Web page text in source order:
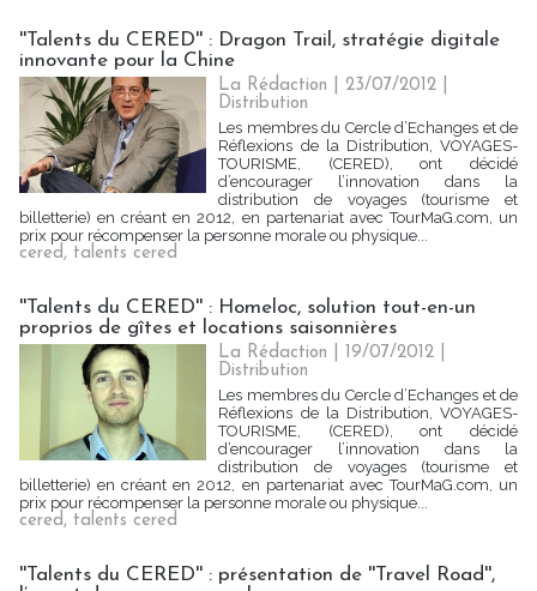
''Talents du CERED'' : Dragon Trail, stratégie digitale
innovante pour la Chine
La Rédaction | 23/07/2012
Distribution
Les membres du Cercle d’Echanges et de
Réflexions de la Distribution, VOYAGES-
TOURISME, (CERED), ont décidé
d’encourager l’innovation dans la
distribution de voyages (tourisme et
billetterie) en créant en 2012, en partenariat avec TourMaG.com, un
prix pour récompenser la personne morale ou physique...
cered, talents cered
''Talents du CERED'' : Homeloc, solution tout-en-un
proprios de gîtes et locations saisonnières
La Rédaction | 19/07/2012
Distribution
Les membres du Cercle d’Echanges et de
Réflexions de la Distribution, VOYAGES-
TOURISME, (CERED), ont décidé
d’encourager l’innovation dans la
distribution de voyages (tourisme et
billetterie) en créant en 2012, en partenariat avec TourMaG.com, un
prix pour récompenser la personne morale ou physique...
cered, talents cered
''Talents du CERED'' : présentation de ''Travel Road'',